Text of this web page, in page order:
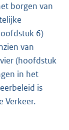
borgen van
6)
van
(hoofdstuk
in het
is
Verkeer.